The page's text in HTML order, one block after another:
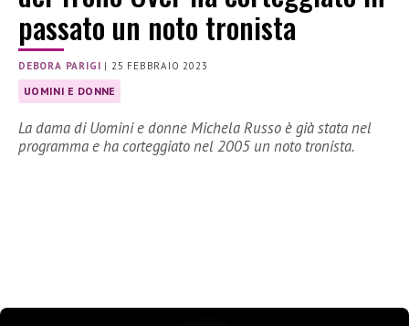
passato un noto tronista
DEBORA PARIGI | 25 FEBBRAIO 2023
UOMINI E DONNE
La dama di Uomini e donne Michela Russo è già stata nel
programma e ha corteggiato nel 2005 un noto tronista.